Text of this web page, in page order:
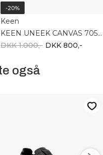
-20%
Keen
KEEN UNEEK CANVAS 705-1031724
DKK 1.000,- DKK 800,-
også